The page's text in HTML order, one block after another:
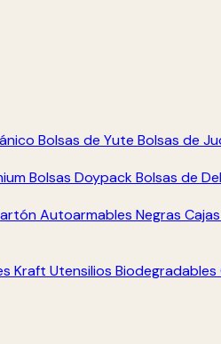
Bolsas de Yute Bolsas de
Bolsas DoypackBolsas de
Autoarmables Negras
Kraft Utensilios Biodegradables